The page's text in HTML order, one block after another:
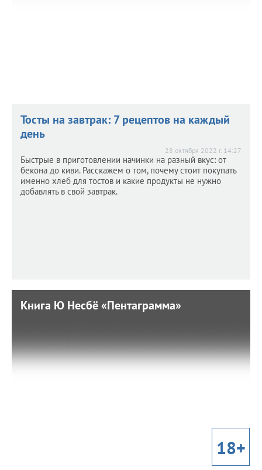
Тосты на завтрак: 7 рецептов на каждый
день
28 октября 2022 г. 14:27
Быстрые в приготовлении начинки на разный вкус: от
бекона до киви. Расскажем о том, почему стоит покупать
именно хлеб для тостов и какие продукты не нужно
добавлять в свой завтрак.
Книга Ю Несбё «Пентаграмма»
Книга Ю Несбё «Пентаграмма»
рассуждать даже будучи в трезвом виде. А если человек
может расследовать преступление и при этом
периодически пить - его навыки достойны восхищения.
18+